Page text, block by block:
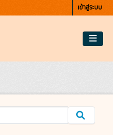
เข้าสู่ระบบ